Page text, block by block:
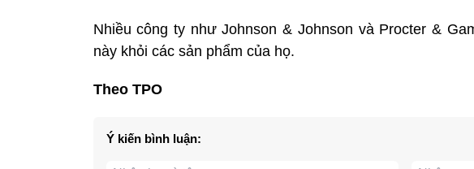
Nhiều công ty như Johnson & Johnson và Procter &
này khỏi các sản phẩm của họ.
Theo TPO
Ý kiến bình luận: